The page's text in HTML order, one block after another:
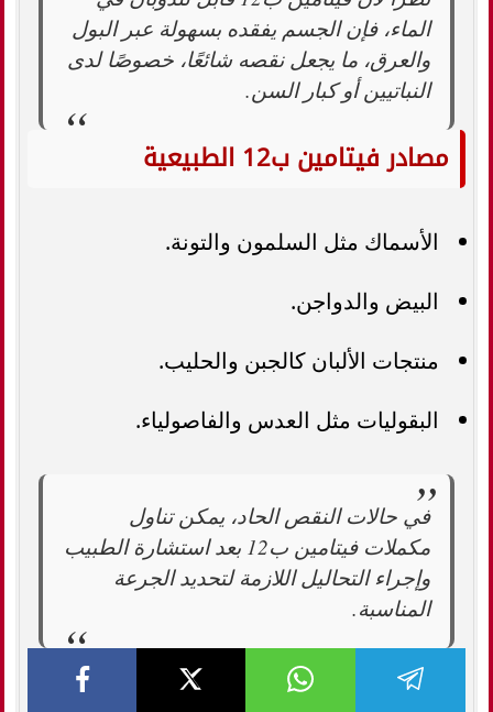
الماء، فإن الجسم يفقده بسهولة عبر البول
والعرق، ما يجعل نقصه شائعًا، خصوصًا لدى
النباتيين أو كبار السن.
مصادر فيتامين ب12 الطبيعية
الأسماك مثل السلمون والتونة.
البيض والدواجن.
منتجات الألبان كالجبن والحليب.
البقوليات مثل العدس والفاصولياء.
في حالات النقص الحاد، يمكن تناول
مكملات فيتامين ب12 بعد استشارة الطبيب
وإجراء التحاليل اللازمة لتحديد الجرعة
المناسبة.